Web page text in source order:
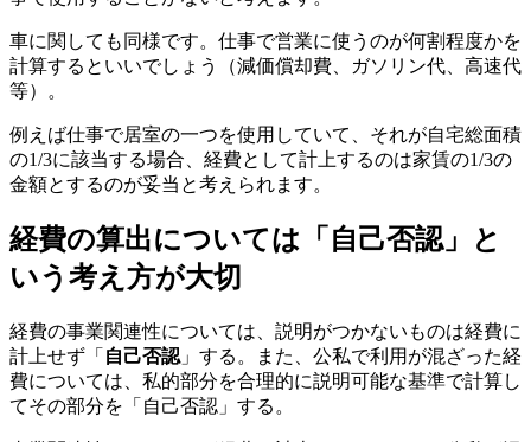
車に関しても同様です。仕事で営業に使うのが何割程度かを
計算するといいでしょう（減価償却費、ガソリン代、高速代
等）。
例えば仕事で居室の一つを使用していて、それが自宅総面積
の1/3に該当する場合、経費として計上するのは家賃の1/3の
金額とするのが妥当と考えられます。
経費の算出については「自己否認」と
いう考え方が大切
経費の事業関連性については、説明がつかないものは経費に
計上せず「 自己否認 」する。また、公私で利用が混ざった経
費については、私的部分を合理的に説明可能な基準で計算し
てその部分を「自己否認」する。